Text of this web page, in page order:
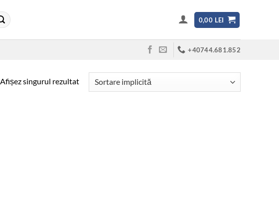
0,00 LEI
+40744.681.852
Afișez singurul rezultat